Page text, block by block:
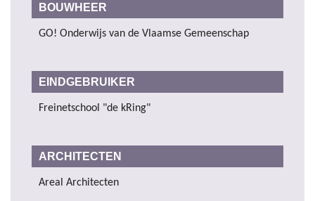
BOUWHEER
GO! Onderwijs van de Vlaamse Gemeenschap
EINDGEBRUIKER
Freinetschool "de kRing"
ARCHITECTEN
Areal Architecten